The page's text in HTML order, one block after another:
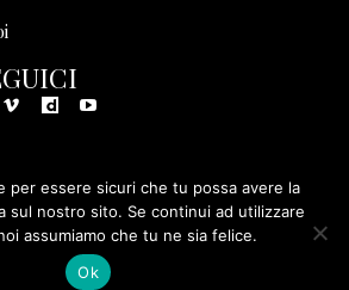
in Rete Srl - Tutti i diritti riservati - P.
IVA 08570971005
per essere sicuri che tu possa avere la
sul nostro sito. Se continui ad utilizzare
assumiamo che tu ne sia felice.
Ok